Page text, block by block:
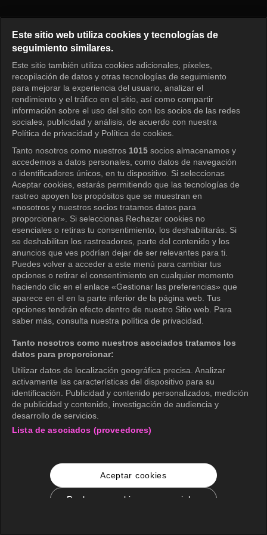
Iniciar sesión
Este sitio web utiliza cookies y tecnologías de
seguimiento similares.
Este sitio también utiliza cookies adicionales, píxeles,
recopilación de datos y otras tecnologías de seguimiento
para mejorar la experiencia del usuario, analizar el
rendimiento y el tráfico en el sitio, así como compartir
información sobre el uso del sitio con los socios de las redes
sociales, publicidad y análisis, de acuerdo con nuestra
Política de privacidad y Política de cookies.
Tanto nosotros como nuestros 1015 socios almacenamos y
accedemos a datos personales, como datos de navegación
o identificadores únicos, en tu dispositivo. Si seleccionas
Aceptar cookies, estarás permitiendo que las tecnologías de
rastreo apoyen los propósitos que se muestran en
«nosotros y nuestros socios tratamos datos para
proporcionar». Si seleccionas Rechazar cookies no
esenciales o retiras tu consentimiento, los deshabilitarás. Si
se deshabilitan los rastreadores, parte del contenido y los
anuncios que ves podrían dejar de ser relevantes para ti.
Puedes volver a acceder a este menú para cambiar tus
opciones o retirar el consentimiento en cualquier momento
haciendo clic en el enlace «Gestionar las preferencias» que
aparece en el en la parte inferior de la página web. Tus
opciones tendrán efecto dentro de nuestro Sitio web. Para
saber más, consulta nuestra política de privacidad.
Tanto nosotros como nuestros asociados tratamos los
datos para proporcionar:
Utilizar datos de localización geográfica precisa. Analizar
activamente las características del dispositivo para su
identificación. Publicidad y contenido personalizados, medición
de publicidad y contenido, investigación de audiencia y
desarrollo de servicios.
Lista de asociados (proveedores)
Aceptar cookies
Rechazar cookies no esenciales